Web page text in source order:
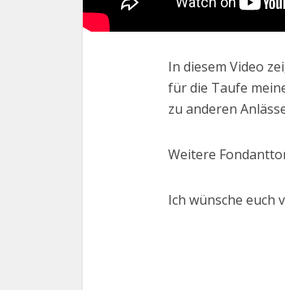
In diesem Video
für die Taufe
zu anderen
Weitere
Ich wünsche euch